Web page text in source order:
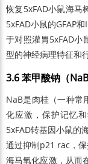
恢复5xFAD小鼠海马
5xFAD小鼠的GFAP
于对照灌胃5xFAD小
型的神经病理特征和
3.6 苯甲酸钠（NaB
NaB是肉桂（一种常
化应激，保护记忆
5xFAD转基因小鼠的
通过抑制p21 rac，
海马氧化应激，从而